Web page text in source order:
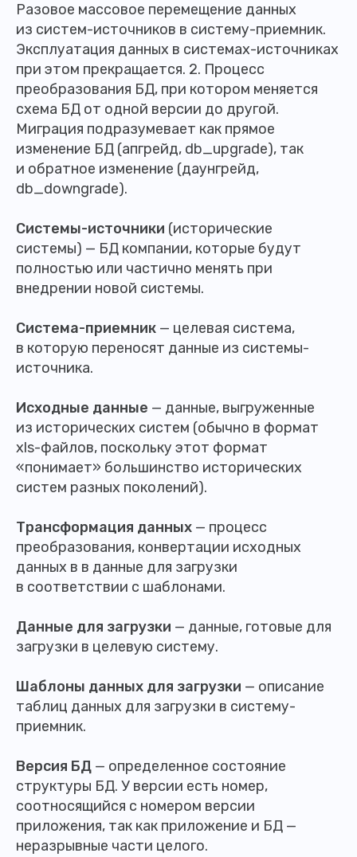
Разовое массовое перемещение данных
из систем-источников в систему-приемник.
Эксплуатация данных в системах-источниках
при этом прекращается. 2. Процесс
преобразования БД, при котором меняется
схема БД от одной версии до другой.
Миграция подразумевает как прямое
изменение БД (апгрейд, db_upgrade), так
и обратное изменение (даунгрейд,
db_downgrade).
Системы-источники (исторические
системы) — БД компании, которые будут
полностью или частично менять при
внедрении новой системы.
Система-приемник — целевая система,
в которую переносят данные из системы-
источника.
Исходные данные — данные, выгруженные
из исторических систем (обычно в формат
xls-файлов, поскольку этот формат
«понимает» большинство исторических
систем разных поколений).
Трансформация данных — процесс
преобразования, конвертации исходных
данных в в данные для загрузки
в соответствии с шаблонами.
Данные для загрузки — данные, готовые для
загрузки в целевую систему.
Шаблоны данных для загрузки — описание
таблиц данных для загрузки в систему-
приемник.
Версия БД — определенное состояние
структуры БД. У версии есть номер,
соотносящийся с номером версии
приложения, так как приложение и БД —
неразрывные части целого.